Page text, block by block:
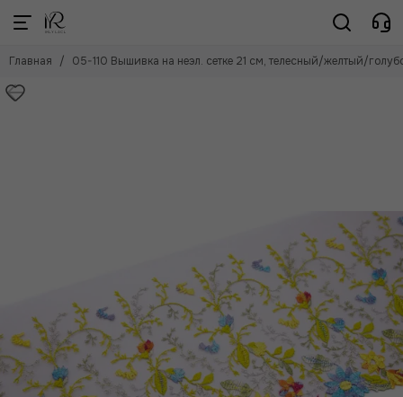
Главная 05-110 Вышивка на неэл. сетке 21 см, телесный/желтый/